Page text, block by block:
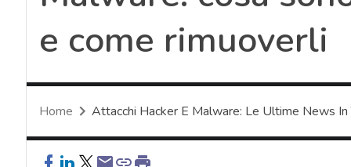
e come rimuoverli
Home Attacchi Hacker E Malware: Le Ultime News